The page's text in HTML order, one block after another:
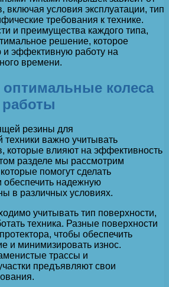
включая условия эксплуатации, тип
требования к технике.
и преимущества каждого типа,
решение, которое
и эффективную работу на
времени.
колеса
резины для
техники важно учитывать
которые влияют на эффективность
разделе мы рассмотрим
помогут сделать
надежную
в различных условиях.
учитывать тип поверхности,
техника. Разные поверхности
чтобы обеспечить
и минимизировать износ.
трассы и
предъявляют свои